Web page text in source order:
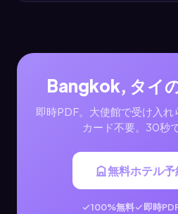
Bangkok, タイ
即時PDF。大使館で受け入れ
カード不要。30秒
無料ホテル
100%無料 即時